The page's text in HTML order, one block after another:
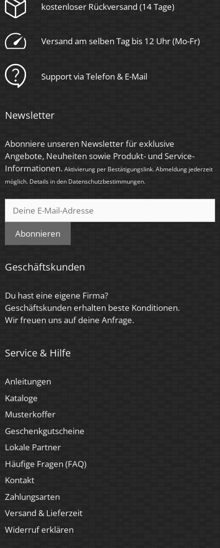
Schaltzyklen
Anlaufzeit
< 1,00 Sek.
Zündzeit
Silber – gebürstet
Form
Rund
Farbkonsistenz
< 6 SDCM
Energieeffizienzklasse
Marke / Hersteller
Luxvenum
Herstellergarantie
kostenloser Rückversand (14 Tage)
Versand am selben Tag bis 12 Uhr (Mo-Fr)
Support via Telefon & E-Mail
Newsletter
Abonniere unseren Newsletter für exklusive
Angebote, Neuheiten sowie Produkt- und Service-
Informationen. Aktivierung per Bestätigungslink. Abmeldung jederzeit
möglich. Details in den Datenschutzbestimmungen.
Abonnieren
Geschäftskunden
Du hast eine eigene Firma?
Geschäftskunden erhalten beste Konditionen.
Wir freuen uns auf deine Anfrage.
Service & Hilfe
Anleitungen
Kataloge
Musterkoffer
Geschenkgutscheine
Lokale Partner
Häufige Fragen (FAQ)
Kontakt
Zahlungsarten
Versand & Lieferzeit
Widerruf erklären